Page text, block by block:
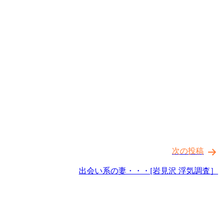
次の投稿
出会い系の妻・・・[岩見沢 浮気調査］